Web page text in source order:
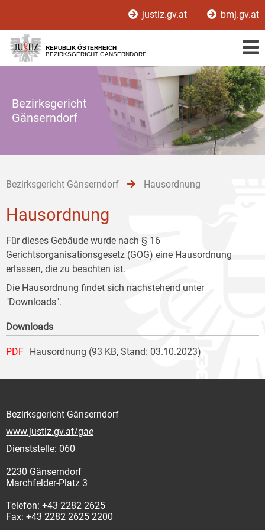
[1]
[2]
[3]
justiz.gv.at bmj.gv.at
REPUBLIK ÖSTERREICH
BEZIRKSGERICHT GÄNSERNDORF
Bezirksgericht
Gänserndorf
Bezirksgericht Gänserndorf Hausordnung
Hausordnung
Für dieses Gebäude wurde nach § 16
Gerichtsorganisationsgesetz (GOG) eine Hausordnung
erlassen, die zu beachten ist.
Die Hausordnung findet sich nachstehend unter
"Downloads".
Downloads
PDF Hausordnung (93 KB, Stand: 03.10.2023)
Bezirksgericht Gänserndorf
www.justiz.gv.at/gae
Dienststelle: 060
2230 Gänserndorf
Marchfelder-Platz 3
Telefon: +43 2282 2625
Fax: +43 2282 2625 2200